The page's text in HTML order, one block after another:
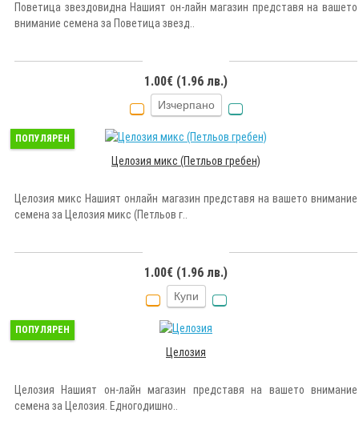
Поветица звездовидна Нашият он-лайн магазин представя на вашето
внимание семена за Поветица звезд..
1.00€ (1.96 лв.)
Изчерпано
ПОПУЛЯРЕН
Целозия микс (Петльов гребен)
Целозия микс Нашият онлайн магазин представя на вашето внимание
семена за Целозия микс (Петльов г..
1.00€ (1.96 лв.)
Купи
ПОПУЛЯРЕН
Целозия
Целозия Нашият он-лайн магазин представя на вашето внимание
семена за Целозия. Едногодишно..